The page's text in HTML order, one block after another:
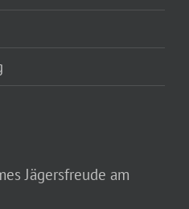
Jägersfreude am